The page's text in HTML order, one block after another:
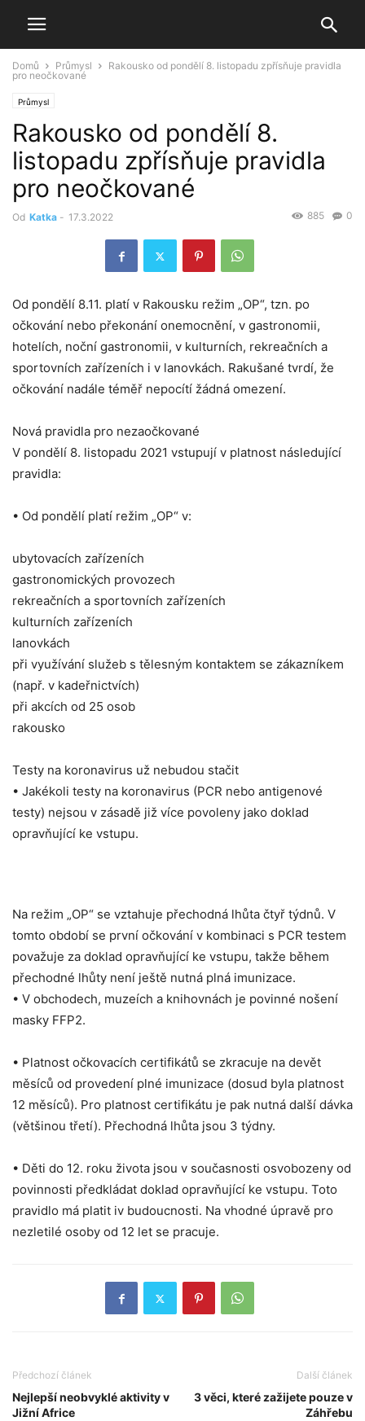
Domů Průmysl
Rakousko od pondělí 8. listopadu zpřísňuje pravidla
pro neočkované
Průmysl
Rakousko od pondělí 8.
listopadu zpřísňuje pravidla
pro neočkované
Od Katka - 17.3.2022 0
885
Od pondělí 8.11. platí v Rakousku režim „OP“, tzn. po
očkování nebo překonání onemocnění, v gastronomii,
hotelích, noční gastronomii, v kulturních, rekreačních a
sportovních zařízeních i v lanovkách. Rakušané tvrdí, že
očkování nadále téměř nepocítí žádná omezení.
Nová pravidla pro nezaočkované
V pondělí 8. listopadu 2021 vstupují v platnost následující
pravidla:
• Od pondělí platí režim „OP“ v:
ubytovacích zařízeních
gastronomických provozech
rekreačních a sportovních zařízeních
kulturních zařízeních
lanovkách
při využívání služeb s tělesným kontaktem se zákazníkem
(např. v kadeřnictvích)
při akcích od 25 osob
rakousko
Testy na koronavirus už nebudou stačit
• Jakékoli testy na koronavirus (PCR nebo antigenové
testy) nejsou v zásadě již více povoleny jako doklad
opravňující ke vstupu.
Na režim „OP“ se vztahuje přechodná lhůta čtyř týdnů. V
tomto období se první očkování v kombinaci s PCR testem
považuje za doklad opravňující ke vstupu, takže během
přechodné lhůty není ještě nutná plná imunizace.
• V obchodech, muzeích a knihovnách je povinné nošení
masky FFP2.
• Platnost očkovacích certifikátů se zkracuje na devět
měsíců od provedení plné imunizace (dosud byla platnost
12 měsíců). Pro platnost certifikátu je pak nutná další dávka
(většinou třetí). Přechodná lhůta jsou 3 týdny.
• Děti do 12. roku života jsou v současnosti osvobozeny od
povinnosti předkládat doklad opravňující ke vstupu. Toto
pravidlo má platit iv budoucnosti. Na vhodné úpravě pro
nezletilé osoby od 12 let se pracuje.
Předchozí článek
Nejlepší neobvyklé aktivity v
Jižní Africe
Další článek
3 věci, které zažijete pouze v
Záhřebu